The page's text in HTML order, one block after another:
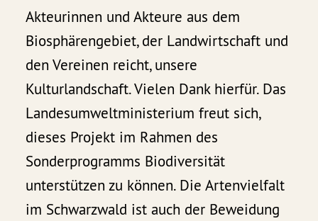
Akteurinnen und Akteure aus dem
Biosphärengebiet, der Landwirtschaft und
den Vereinen reicht, unsere
Kulturlandschaft. Vielen Dank hierfür. Das
Landesumweltministerium freut sich,
dieses Projekt im Rahmen des
Sonderprogramms Biodiversität
unterstützen zu können. Die Artenvielfalt
im Schwarzwald ist auch der Beweidung